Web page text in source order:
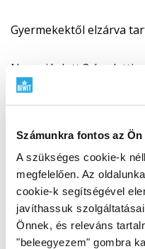
Számunkra fontos az
A szükséges cookie-k
megfelelően. Az
cookie-k segítségével
javíthassuk
Önnek, és releváns
"beleegyezem" gombra
Gyermekektől elzárva
Nem ajánlott 3 év alatti
szoptató nőknek.
Használat előtt
tanúsítvánnyal
Összetétele
Bai zhu(Atractylodes